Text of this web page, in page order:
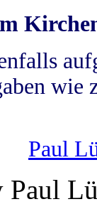
wie
Paul